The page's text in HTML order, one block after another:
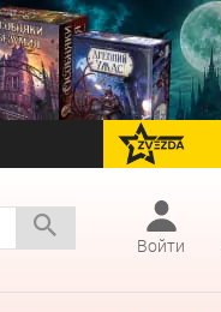
перейти на
Войти